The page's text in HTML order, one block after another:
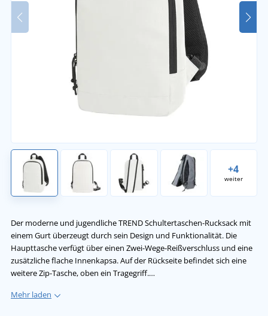
+4
weiter
Der moderne und jugendliche TREND Schultertaschen-Rucksack mit
einem Gurt überzeugt durch sein Design und Funktionalität. Die
Haupttasche verfügt über einen Zwei-Wege-Reißverschluss und eine
zusätzliche flache Innenkapsa. Auf der Rückseite befindet sich eine
weitere Zip-Tasche, oben ein Tragegriff.…
Mehr laden